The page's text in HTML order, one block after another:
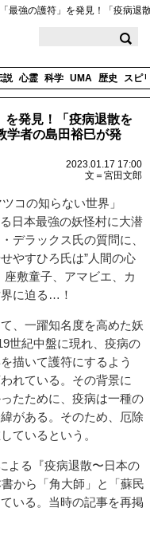
最強の護符」を発見！「疫病退
説 心霊 科学 UMA 歴史 スピ
発見！「疫病退散を
学者の島田裕巳が発
2023.01.17 17:00
文＝宮田文郎
コの知らない世界」
日本最強の妖怪村に大潜
デラックス氏の質問に、
やすひろ氏は”人間の心
敷童子、アマビエ、カ
に迫る…！
、一躍知名度を高めた妖
世紀中盤に現れ、疫病の
描いて護符にするよう
れている。その背景に
たために、疫病は一種の
がある。そのため、厄除
ているという。
よる『疫病退散〜日本の
から「角大師」と「蘇民
いる。当時の記事を再掲